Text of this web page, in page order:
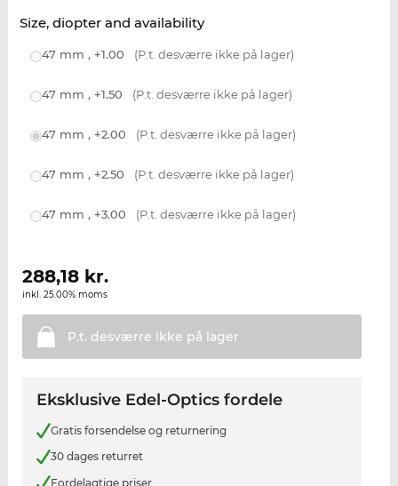
Size, diopter and availability
47 mm , +1.00 (P.t. desværre ikke på lager)
47 mm , +1.50 (P.t. desværre ikke på lager)
47 mm , +2.00 (P.t. desværre ikke på lager)
47 mm , +2.50 (P.t. desværre ikke på lager)
47 mm , +3.00 (P.t. desværre ikke på lager)
288,18kr.
inkl. 25.00% moms
P.t. desværre ikke på lager
Eksklusive Edel-Optics fordele
Gratis forsendelse og returnering
30 dages returret
Fordelagtige priser